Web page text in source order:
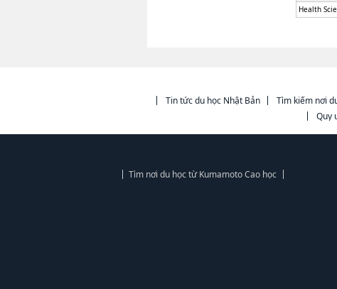
Health
Tin tức du học Nhật Bản Tìm kiếm nơi
Quy
Tìm nơi du học từ Kumamoto Cao học